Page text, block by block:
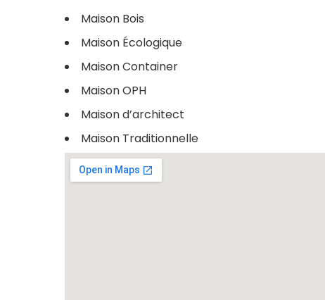
Maison Bois
Maison Écologique
Maison Container
Maison OPH
Maison d’architect
Maison Traditionnelle